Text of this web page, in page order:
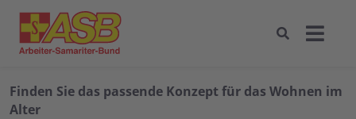
Finden Sie das passende Konzept für das Wohnen im
Alter